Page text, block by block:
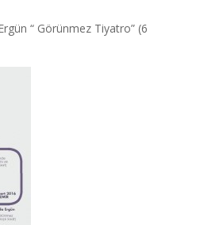
“ Görünmez Tiyatro” (6